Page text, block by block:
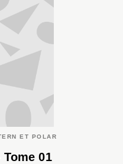
ET POLAR
01